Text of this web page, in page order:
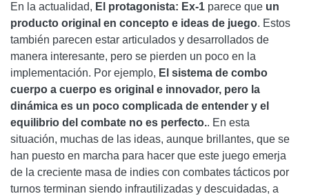
En la actualidad, El protagonista: Ex-1 parece que un
producto original en concepto e ideas de juego. Estos
también parecen estar articulados y desarrollados de
manera interesante, pero se pierden un poco en la
implementación. Por ejemplo, El sistema de combo
cuerpo a cuerpo es original e innovador, pero la
dinámica es un poco complicada de entender y el
equilibrio del combate no es perfecto.. En esta
situación, muchas de las ideas, aunque brillantes, que se
han puesto en marcha para hacer que este juego emerja
de la creciente masa de indies con combates tácticos por
turnos terminan siendo infrautilizadas y descuidadas, a